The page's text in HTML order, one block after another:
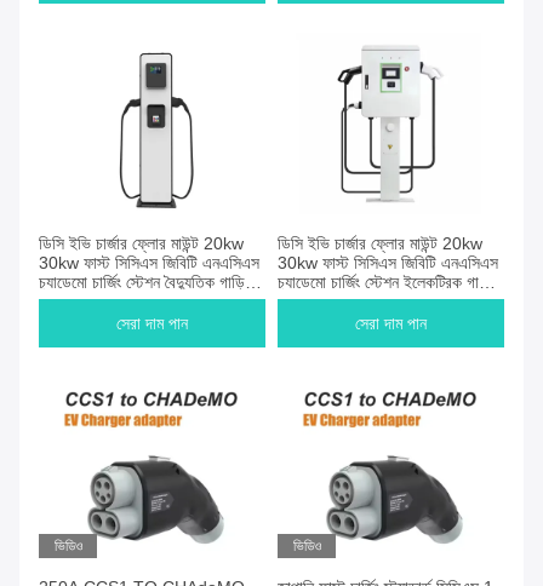
ডিসি ইভি চার্জার ফ্লোর মাউন্ট 20kw
30kw ফাস্ট সিসিএস জিবিটি এনএসিএস
চ্যাডেমো চার্জিং স্টেশন বৈদ্যুতিক গাড়ির
জন্য
সেরা দাম পান
ডিসি ইভি চার্জার ফ্লোর মাউন্ট 20kw
30kw ফাস্ট সিসিএস জিবিটি এনএসিএস
চ্যাডেমো চার্জিং স্টেশন ইলেকট্রিক গাড়ির
জন্য পিল
সেরা দাম পান
ভিডিও ভিডিও